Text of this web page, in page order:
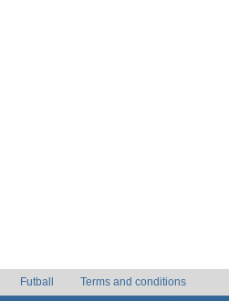
Futball Terms and conditions